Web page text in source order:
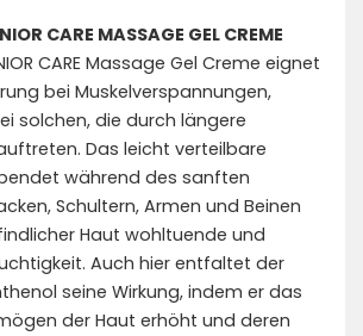
CARE MASSAGE GEL CREME
CARE Massage Gel Creme eignet
bei Muskelverspannungen,
solchen, die durch längere
Das leicht verteilbare
während des sanften
Schultern, Armen und Beinen
Haut wohltuende und
Auch hier entfaltet der
seine Wirkung, indem er das
der Haut erhöht und deren